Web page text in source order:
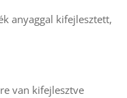
anyaggal kifejlesztett,
van kifejlesztve